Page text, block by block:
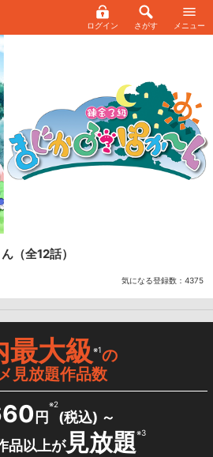
ログイン さがす メニュー
（全12話）
気になる登録数： 4375
最大級※1の
見放題作品数
円
※2
(税込) ～
品以上が見放題※3